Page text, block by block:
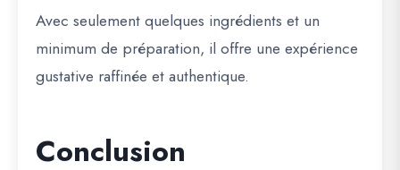
Avec seulement quelques ingrédients et un
minimum de préparation, il offre une expérience
gustative raffinée et authentique.
Conclusion